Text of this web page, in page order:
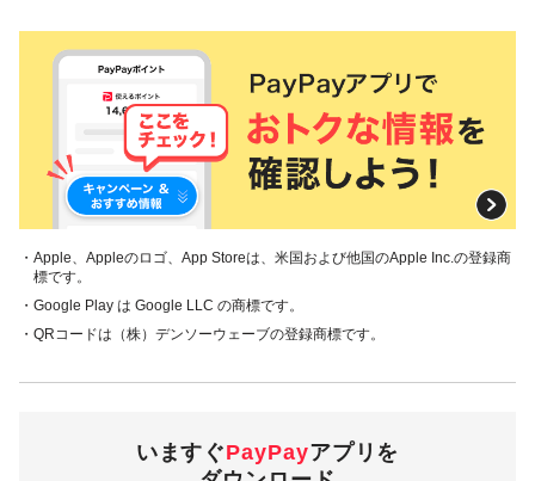
・Apple、Appleのロゴ、App Storeは、米国および他国のApple Inc.の登録商
標です。
・Google Play は Google LLC の商標です。
・QRコードは（株）デンソーウェーブの登録商標です。
いますぐPayPayアプリを